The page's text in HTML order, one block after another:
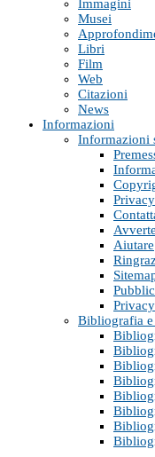
Immagini
Musei
Libri
Film
Web
Citazioni
News
Informazioni
Informazioni
Privacy
Aiutare
Privacy
Bibliografia